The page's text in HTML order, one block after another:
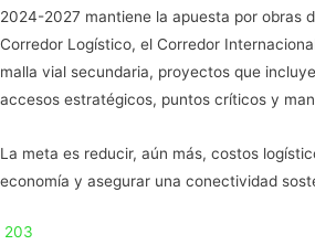
2024-2027 mantiene la apuesta por obras
Corredor Logístico, el Corredor
malla vial secundaria, proyectos que
accesos estratégicos, puntos críticos y
La meta es reducir, aún más, costos
economía y asegurar una conectividad
203